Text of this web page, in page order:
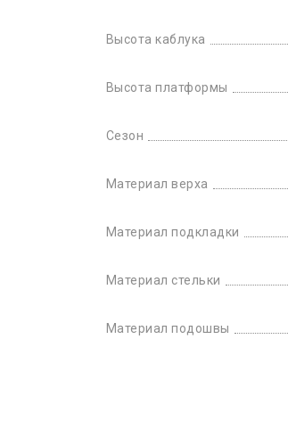
Высота каблука
Высота платформы
Сезон
Материал верха
Материал подкладки
Материал стельки
Материал подошвы